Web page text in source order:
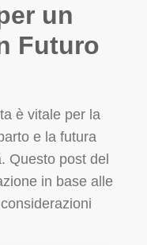
un
Futuro
è vitale per la
e la futura
Questo post del
in base alle